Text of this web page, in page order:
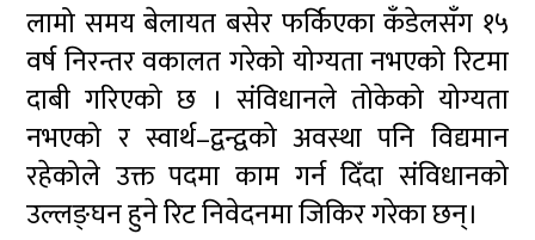
लामो समय बेलायत बसेर फर्किएका कँडेलसँग १५
वर्ष निरन्तर वकालत गरेको योग्यता नभएको रिटमा
दाबी गरिएको छ । संविधानले तोकेको योग्यता
नभएको र स्वार्थ–द्वन्द्वको अवस्था पनि विद्यमान
रहेकोले उक्त पदमा काम गर्न दिँदा संविधानको
उल्लङ्घन हुने रिट निवेदनमा जिकिर गरेका छन्।